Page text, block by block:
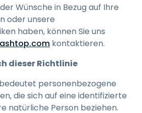
Wünsche in Bezug auf Ihre
oder unsere
haben, können Sie uns
kontaktieren.
dieser Richtlinie
personenbezogene
die sich auf eine identifizierte
natürliche Person beziehen.